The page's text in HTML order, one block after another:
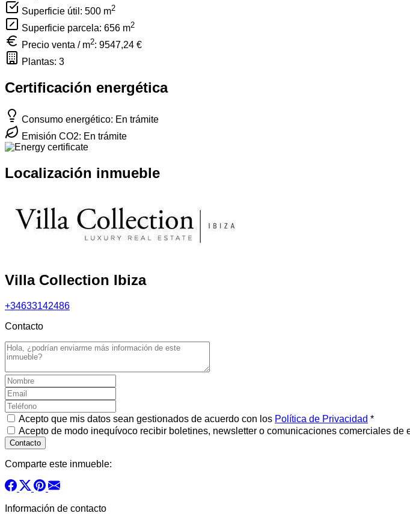
Superficie útil: 500 m2
Superficie parcela: 656 m2
Precio venta / m2: 9547,24 €
Plantas: 3
Certificación energética
Consumo energético: En trámite
Emisión CO2: En trámite
Localización inmueble
Villa Collection Ibiza
+34633142486
Contacto
Acepto que mis datos sean gestionados de acuerdo con los Política de Privacidad *
Acepto de modo inequívoco recibir boletines, newsletter o comunicaciones comerciales de
Comparte este inmueble:
Información de contacto